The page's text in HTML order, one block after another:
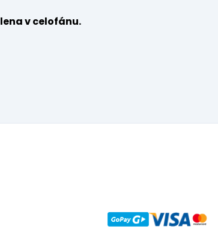
v celofánu.